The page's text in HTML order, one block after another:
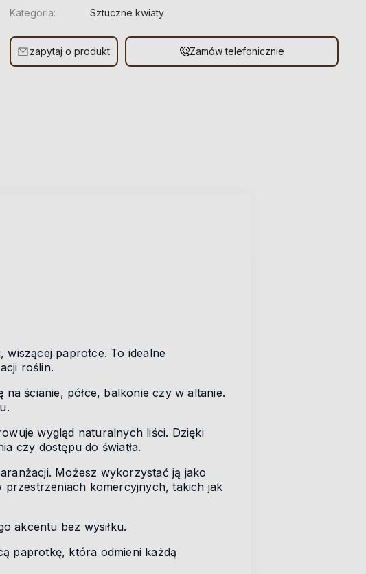
Kategoria:
Sztuczne kwiaty
zapytaj o produkt Zamów telefonicznie
paprotce. To idealne
roślin.
ścianie, półce, balkonie czy w altanie.
wygląd naturalnych liści. Dzięki
czy dostępu do światła.
Możesz wykorzystać ją jako
przestrzeniach komercyjnych, takich jak
akcentu bez wysiłku.
paprotkę, która odmieni każdą